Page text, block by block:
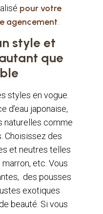
pour votre
agencement
style et
que
styles en vogue.
d’eau japonaise,
naturelles comme
Choisissez des
et neutres telles
etc. Vous
des pousses
exotiques
beauté. Si vous